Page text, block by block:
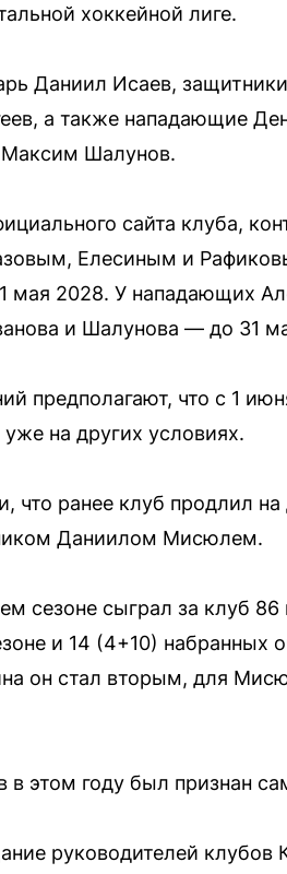
хоккейной лиге.
Даниил Исаев,
а также нападающие
Максим Шалунов.
сайта клуба,
Елесиным и
мая 2028. У нападающих
и Шалунова — до 31
предполагают, что с 1
на других условиях.
что ранее клуб продлил
Даниилом Мисюлем.
сезоне сыграл за клуб
и 14 (4+10) набранных
он стал вторым, для
в этом году был признан
руководителей